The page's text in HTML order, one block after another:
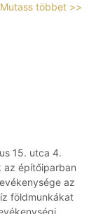
Mutass többet >>
15. utca 4.
az építőiparban
az
földmunkákat